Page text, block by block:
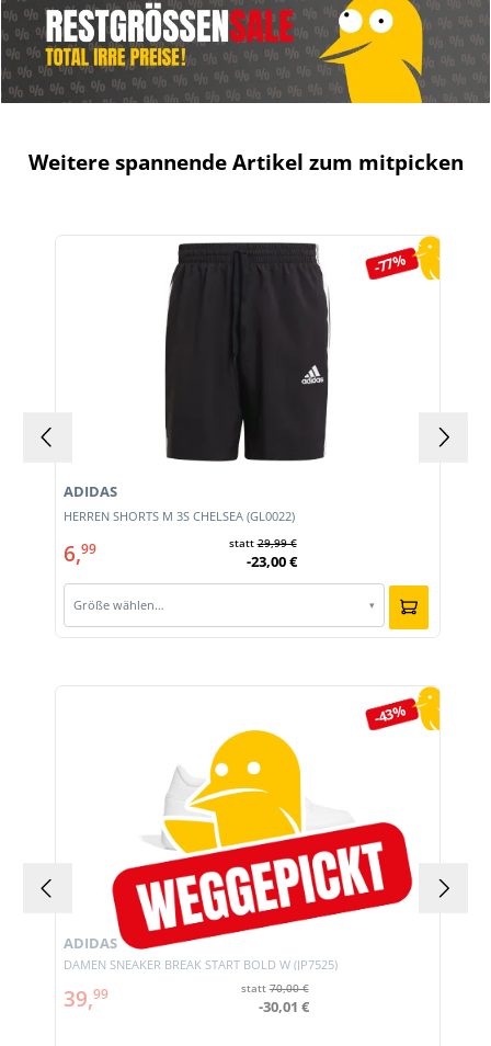
Weitere spannende Artikel zum mitpicken
Produktgalerie überspringen
-77%
HERREN SHORTS M 3S CHELSEA (GL0022)
ADIDAS
6,99 statt29,99 €
-23,00 €
Größe wählen… ▾
-43%
DAMEN SNEAKER BREAK START BOLD W (JP7525)
ADIDAS
39,99 statt70,00 €
-30,01 €